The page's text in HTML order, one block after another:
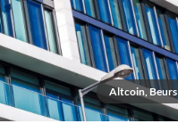
Altcoin, Beurs